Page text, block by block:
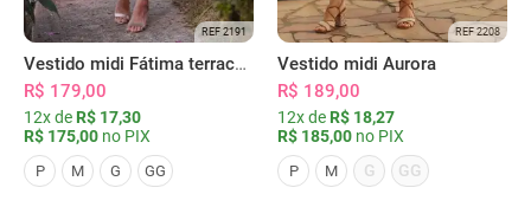
REF 2191
Vestido midi Fátima terracota
R$ 179,00
12x de R$ 17,30
R$ 175,00 no PIX
P M G GG
REF 2208
Vestido midi Aurora
R$ 189,00
12x de R$ 18,27
R$ 185,00 no PIX
P M G GG